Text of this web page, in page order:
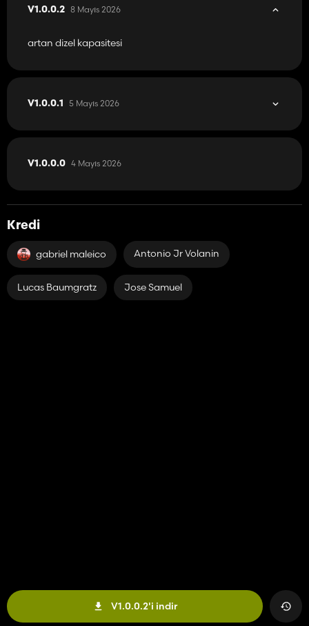
V1.0.0.2 8 Mayıs 2026
artan dizel kapasitesi
V1.0.0.1 5 Mayıs 2026
V1.0.0.0 4 Mayıs 2026
Kredi
gabriel maleico Antonio Jr Volanin
Lucas Baumgratz Jose Samuel
V1.0.0.2'i indir